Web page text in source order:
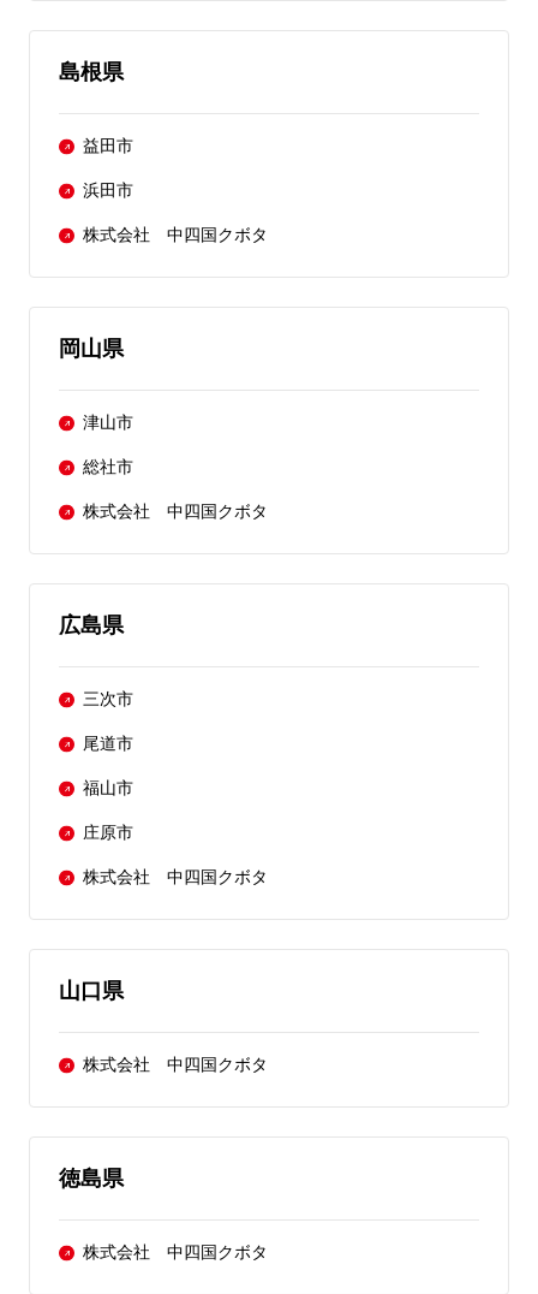
島根県
益田市
浜田市
株式会社 中四国クボタ
岡山県
津山市
総社市
株式会社 中四国クボタ
広島県
三次市
尾道市
福山市
庄原市
株式会社 中四国クボタ
山口県
株式会社 中四国クボタ
徳島県
株式会社 中四国クボタ